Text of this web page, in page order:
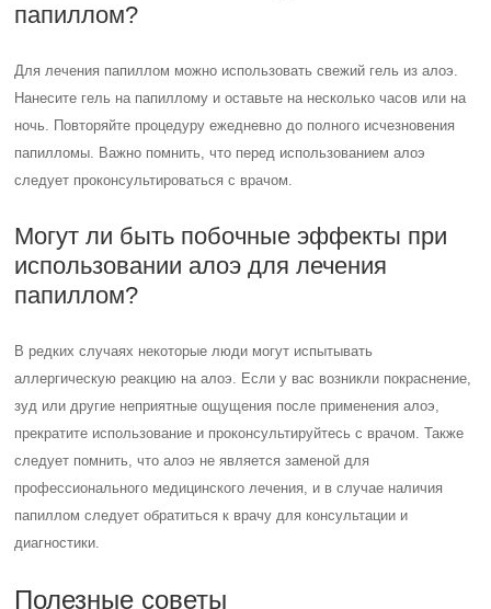
папиллом?
Для лечения папиллом можно использовать свежий гель из алоэ.
Нанесите гель на папиллому и оставьте на несколько часов или на
ночь. Повторяйте процедуру ежедневно до полного исчезновения
папилломы. Важно помнить, что перед использованием алоэ
следует проконсультироваться с врачом.
Могут ли быть побочные эффекты при
использовании алоэ для лечения
папиллом?
В редких случаях некоторые люди могут испытывать
аллергическую реакцию на алоэ. Если у вас возникли покраснение,
зуд или другие неприятные ощущения после применения алоэ,
прекратите использование и проконсультируйтесь с врачом. Также
следует помнить, что алоэ не является заменой для
профессионального медицинского лечения, и в случае наличия
папиллом следует обратиться к врачу для консультации и
диагностики.
Полезные советы